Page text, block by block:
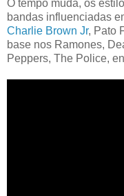
O tempo muda, os
bandas influenciadas
Charlie Brown Jr, Pato
base nos Ramones,
Peppers, The Police,